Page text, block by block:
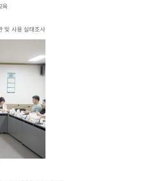
육
및 사용 실태조사